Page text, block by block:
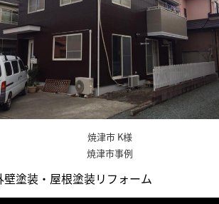
焼津市 K様
焼津市事例
壁塗装・屋根塗装リフォーム